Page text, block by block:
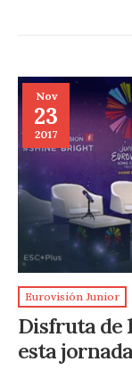
Nov
23
2017
Eurovisión Junior
Disfruta de
esta